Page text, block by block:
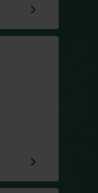
keyboard_arrow_right
keyboard_arrow_right